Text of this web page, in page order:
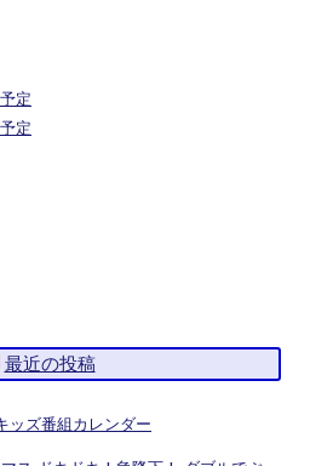
定
定
最近の投稿
ッズ番組カレンダー